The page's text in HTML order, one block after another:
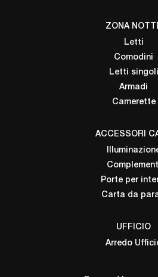
ZONA
Letti
Comodini
Letti singoli
Armadi
Camerette
ACCESSORI
Porte per
Carta da
UFFICIO
Arredo